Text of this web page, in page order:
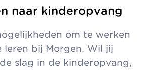
naar kinderopvang
om te werken
leren bij Morgen. Wil jij
slag in de kinderopvang,